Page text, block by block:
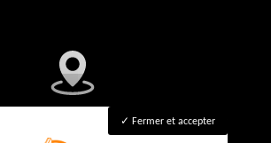
3 ROUTE DU LIBRE, 47230 VianneFermer et accepter